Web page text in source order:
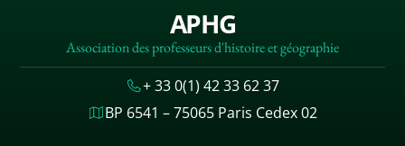
APHG
Association des professeurs d'histoire et géographie
+ 33 0(1) 42 33 62 37
BP 6541 – 75065 Paris Cedex 02